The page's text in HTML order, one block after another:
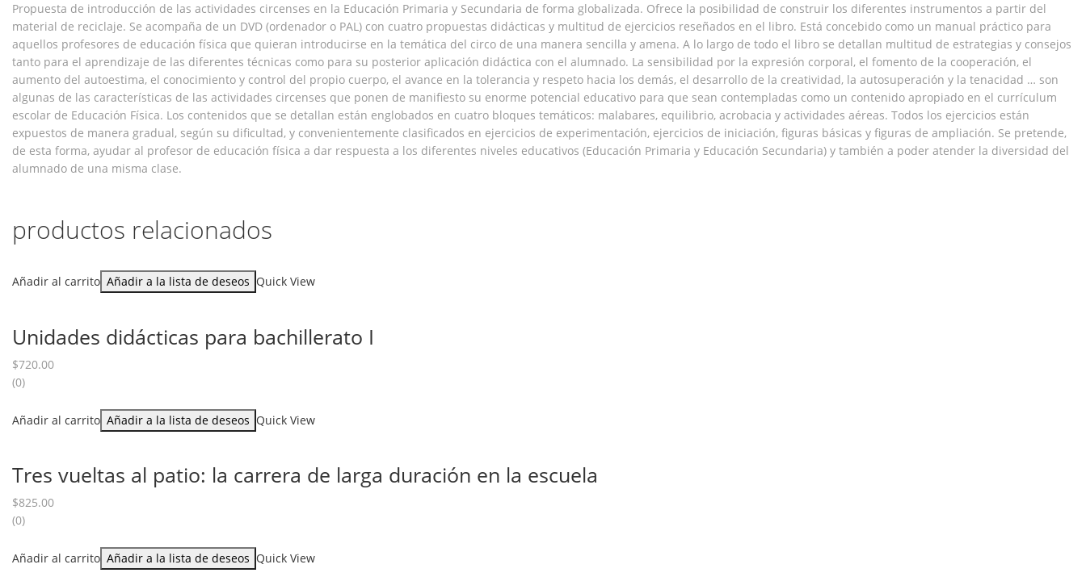
Propuesta de introducción de las actividades circenses en la Educación Primaria y Secundaria de forma globalizada. Ofrece la posibilidad de construir los diferentes instrumentos a partir del
material de reciclaje. Se acompaña de un DVD (ordenador o PAL) con cuatro propuestas didácticas y multitud de ejercicios reseñados en el libro. Está concebido como un manual práctico para
aquellos profesores de educación física que quieran introducirse en la temática del circo de una manera sencilla y amena. A lo largo de todo el libro se detallan multitud de estrategias y consejos
tanto para el aprendizaje de las diferentes técnicas como para su posterior aplicación didáctica con el alumnado. La sensibilidad por la expresión corporal, el fomento de la cooperación, el
aumento del autoestima, el conocimiento y control del propio cuerpo, el avance en la tolerancia y respeto hacia los demás, el desarrollo de la creatividad, la autosuperación y la tenacidad … son
algunas de las características de las actividades circenses que ponen de manifiesto su enorme potencial educativo para que sean contempladas como un contenido apropiado en el currículum
escolar de Educación Física. Los contenidos que se detallan están englobados en cuatro bloques temáticos: malabares, equilibrio, acrobacia y actividades aéreas. Todos los ejercicios están
expuestos de manera gradual, según su dificultad, y convenientemente clasificados en ejercicios de experimentación, ejercicios de iniciación, figuras básicas y figuras de ampliación. Se pretende,
de esta forma, ayudar al profesor de educación física a dar respuesta a los diferentes niveles educativos (Educación Primaria y Educación Secundaria) y también a poder atender la diversidad del
alumnado de una misma clase.
productos relacionados
Añadir al carrito Añadir a la lista de deseos Quick View
Unidades didácticas para bachillerato I
$720.00
(0)
Añadir al carrito Añadir a la lista de deseos Quick View
Tres vueltas al patio: la carrera de larga duración en la escuela
$825.00
(0)
Añadir al carrito Añadir a la lista de deseos Quick View